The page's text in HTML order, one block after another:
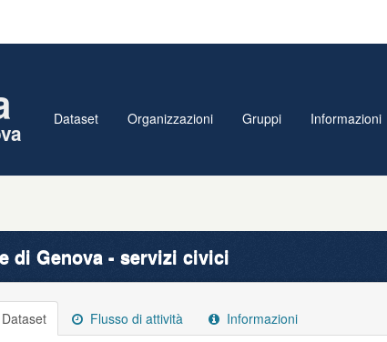
Dataset Organizzazioni Gruppi Informazioni
di Genova - servizi civici
Dataset Flusso di attività Informazioni